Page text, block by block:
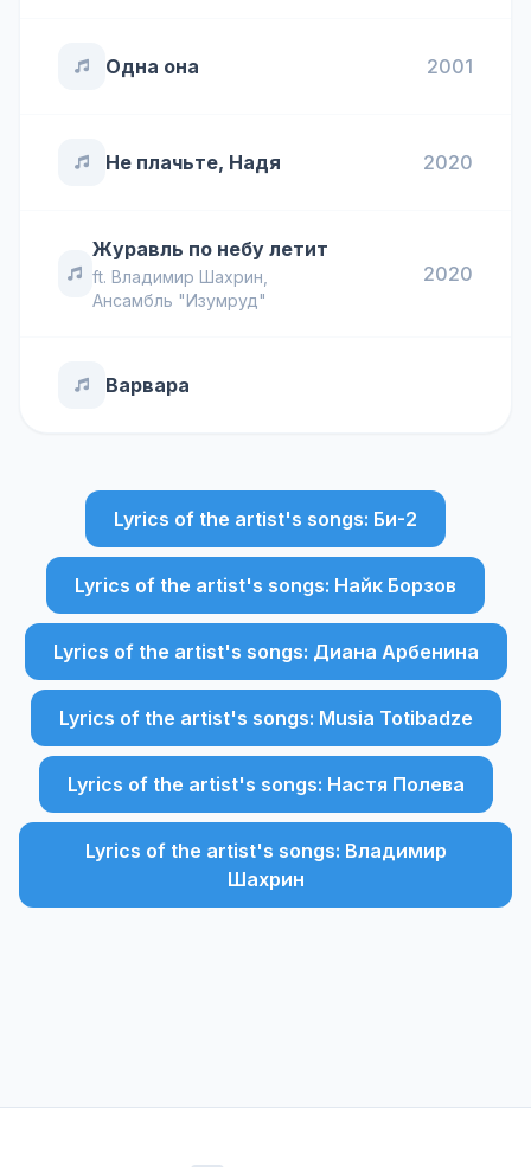
Одна она 2001
Не плачьте, Надя 2020
Журавль по небу летит
ft. Владимир Шахрин
Ансамбль "Изумруд"
2020
Варвара
Lyrics of the artist's songs: Би-2
Lyrics of the artist's songs: Найк Борзов
Lyrics of the artist's songs: Диана Арбенина
Lyrics of the artist's songs: Musia Totibadze
Lyrics of the artist's songs: Настя Полева
Lyrics of the artist's songs: Владимир
Шахрин